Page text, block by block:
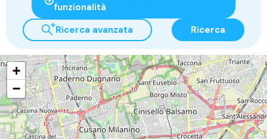
funzionalità
Ricerca avanzata
Ricerca
+
−